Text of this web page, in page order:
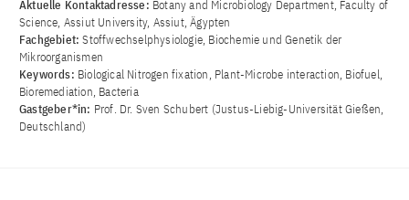
Aktuelle Kontaktadresse: Botany and Microbiology Department, Faculty of
Science, Assiut University, Assiut, Ägypten
Fachgebiet:Stoffwechselphysiologie, Biochemie und Genetik der
Mikroorganismen
Keywords: Biological Nitrogen fixation, Plant-Microbe interaction, Biofuel,
Bioremediation, Bacteria
Gastgeber*in: Prof. Dr. Sven Schubert (Justus-Liebig-Universität Gießen,
Deutschland)